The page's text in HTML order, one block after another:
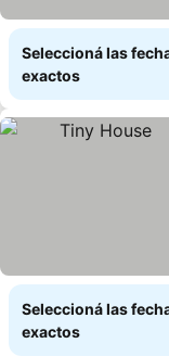
Seleccioná las
exactos
Seleccioná las
exactos